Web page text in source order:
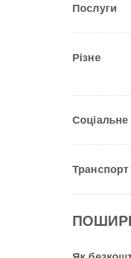
Послуги
Різне
Транспорт